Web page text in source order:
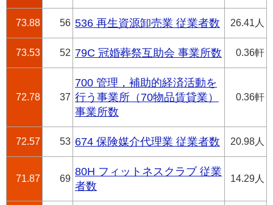
73.88 56 536 再生資源卸売業 従業者数 26.41人
73.53 52 79C 冠婚葬祭互助会 事業所数 0.36軒
72.78 37
700 管理，補助的経済活動を
行う事業所（70物品賃貸業）
事業所数
0.36軒
72.57 53 674 保険媒介代理業 従業者数 20.98人
71.87 69
80H フィットネスクラブ 従業
者数
14.29人